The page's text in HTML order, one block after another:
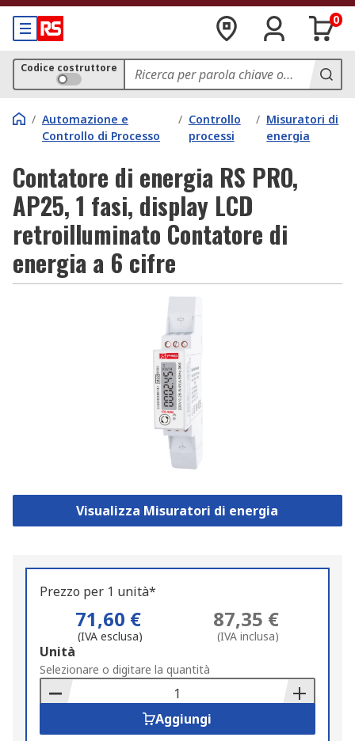
0
Codice costruttore
/ Automazione e
Controllo di Processo
/ Controllo
processi
/ Misuratori di
energia
Contatore di energia RS PRO,
AP25, 1 fasi, display LCD
retroilluminato Contatore di
energia a 6 cifre
Visualizza Misuratori di energia
Prezzo per 1 unità*
71,60 €
(IVA esclusa)
87,35 €
(IVA inclusa)
Add
to
Basket
Unità
Selezionare o digitare la quantità
Aggiungi